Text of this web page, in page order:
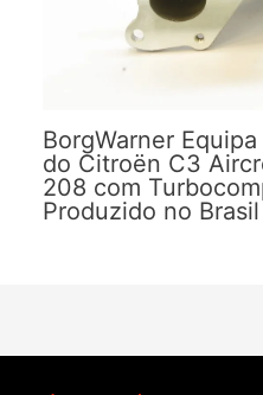
BorgWarner
do Citroën C3
208 com
Produzido no Brasil